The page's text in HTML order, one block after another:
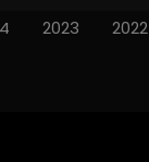
2023 2022